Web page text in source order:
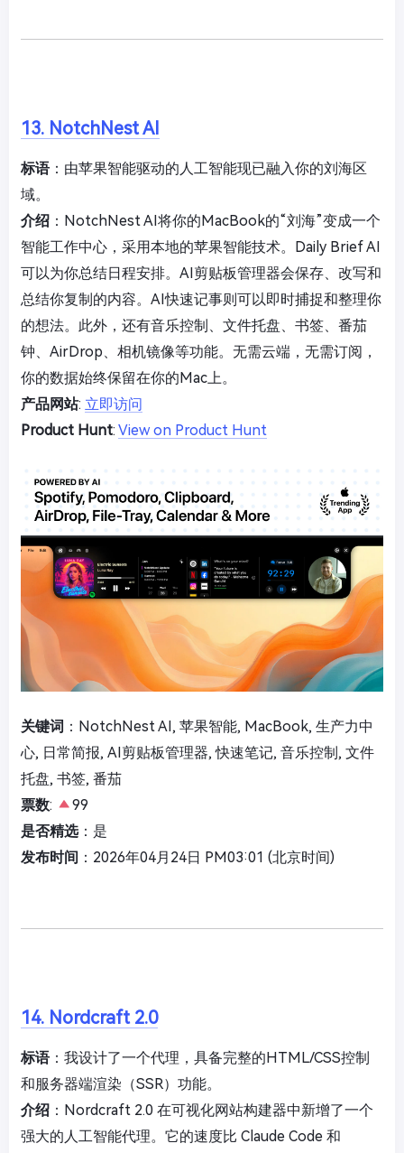
13. NotchNest AI
标语：由苹果智能驱动的人工智能现已融入你的刘海区
域。
介绍 ：NotchNest AI将你的MacBook的“刘海”变成一个
智能工作中心，采用本地的苹果智能技术。Daily Brief AI
可以为你总结日程安排。AI剪贴板管理器会保存、改写和
总结你复制的内容。AI快速记事则可以即时捕捉和整理你
的想法。此外，还有音乐控制、文件托盘、书签、番茄
钟、AirDrop、相机镜像等功能。无需云端，无需订阅，
你的数据始终保留在你的Mac上。
产品网站: 立即访问
Product Hunt: View on Product Hunt
关键词 ：NotchNest AI, 苹果智能, MacBook, 生产力中
心, 日常简报, AI剪贴板管理器, 快速笔记, 音乐控制, 文件
托盘, 书签, 番茄
票数:
99
是否精选：是
发布时间 ：2026年04月24日 PM03:01 (北京时间)
14. Nordcraft 2.0
标语：我设计了一个代理，具备完整的HTML/CSS控制
和服务器端渲染（SSR）功能。
介绍 ：Nordcraft 2.0 在可视化网站构建器中新增了一个
强大的人工智能代理。它的速度比 Claude Code 和